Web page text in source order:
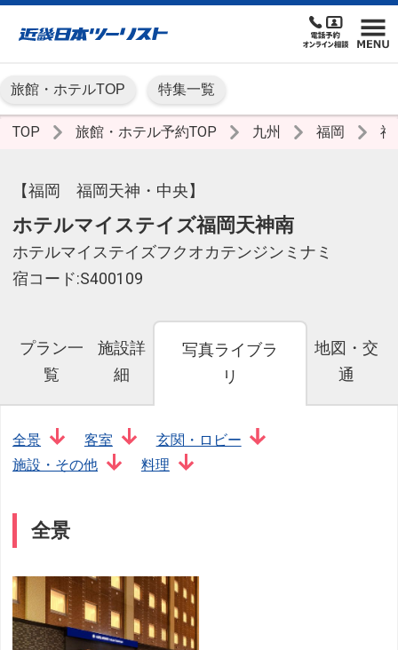
旅館・ホテルTOP 特集一覧
TOP 旅館・ホテル予約TOP 九州 福岡
【福岡 福岡天神・中央】
ホテルマイステイズ福岡天神南
ホテルマイステイズフクオカテンジンミナミ
宿コード:S400109
プラン一
覧
施設詳
細
写真ライブラ
リ
地図・交
通
全景 客室
玄関・ロビー
施設・その他
料理
全景